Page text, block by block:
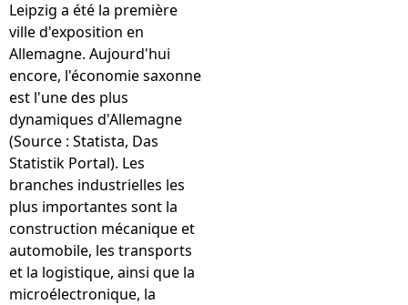
Leipzig a été la première
ville d'exposition en
Allemagne. Aujourd'hui
encore, l'économie saxonne
est l'une des plus
dynamiques d'Allemagne
(Source : Statista, Das
Statistik Portal). Les
branches industrielles les
plus importantes sont la
construction mécanique et
automobile, les transports
et la logistique, ainsi que la
microélectronique, la